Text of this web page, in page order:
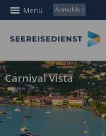
Menü Anmelden
Carnival Vista